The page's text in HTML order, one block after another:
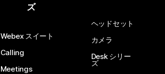
ズ
Webex スイート
Calling
Meetings
ヘッドセット
カメラ
Desk シリー
ズ